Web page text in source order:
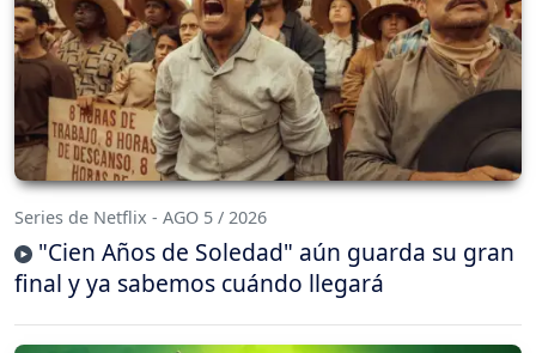
Series de Netflix - AGO 5 / 2026
"Cien Años de Soledad" aún guarda su gran
final y ya sabemos cuándo llegará